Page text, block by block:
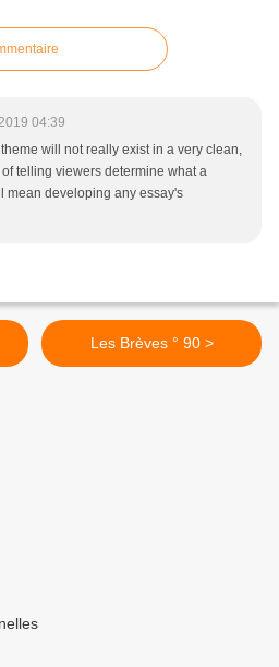
04:39
will not really exist in a very clean,
telling viewers determine what a
mean developing any essay's
Les Brèves ° 90 >